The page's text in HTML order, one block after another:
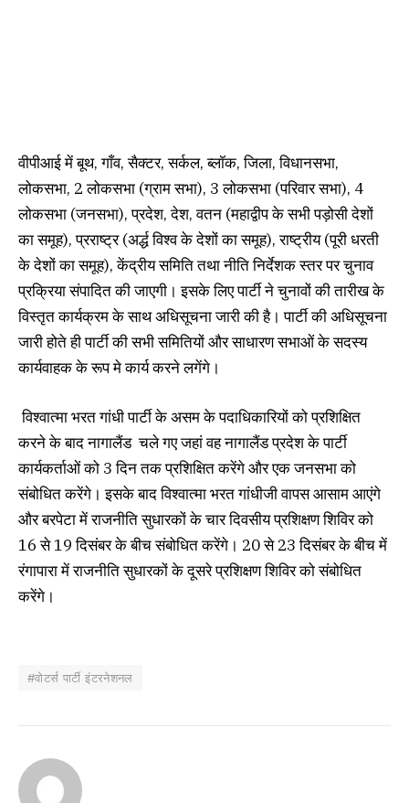
वीपीआई में बूथ, गाँव, सैक्टर, सर्कल, ब्लॉक, जिला, विधानसभा,
लोकसभा, 2 लोकसभा (ग्राम सभा), 3 लोकसभा (परिवार सभा), 4
लोकसभा (जनसभा), प्रदेश, देश, वतन (महाद्वीप के सभी पड़ोसी देशों
का समूह), प्रराष्ट्र (अर्द्ध विश्व के देशों का समूह), राष्ट्रीय (पूरी धरती
के देशों का समूह), केंद्रीय समिति तथा नीति निर्देशक स्तर पर चुनाव
प्रक्रिया संपादित की जाएगी। इसके लिए पार्टी ने चुनावों की तारीख के
विस्तृत कार्यक्रम के साथ अधिसूचना जारी की है। पार्टी की अधिसूचना
जारी होते ही पार्टी की सभी समितियों और साधारण सभाओं के सदस्य
कार्यवाहक के रूप मे कार्य करने लगेंगे।
विश्वात्मा भरत गांधी पार्टी के असम के पदाधिकारियों को प्रशिक्षित
करने के बाद नागालैंड चले गए जहां वह नागालैंड प्रदेश के पार्टी
कार्यकर्ताओं को 3 दिन तक प्रशिक्षित करेंगे और एक जनसभा को
संबोधित करेंगे। इसके बाद विश्वात्मा भरत गांधीजी वापस आसाम आएंगे
और बरपेटा में राजनीति सुधारकों के चार दिवसीय प्रशिक्षण शिविर को
16 से 19 दिसंबर के बीच संबोधित करेंगे। 20 से 23 दिसंबर के बीच में
रंगापारा में राजनीति सुधारकों के दूसरे प्रशिक्षण शिविर को संबोधित
करेंगे।
#वोटर्स पार्टी इंटरनेशनल